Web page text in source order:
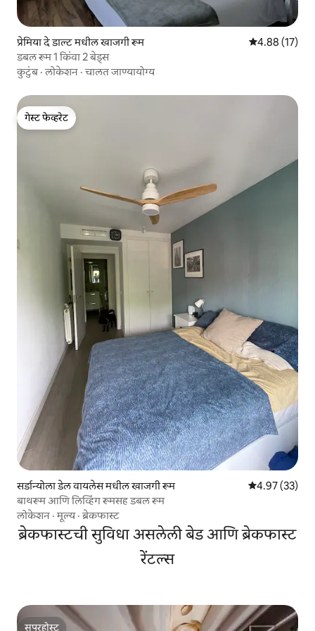
प्रेमिया दे डाल्ट मधील खाजगी रूम 5 पैकी 4.88
4.88 (17)
डबल रूम 1 किंवा 2 बेड्स
कुटुंब·लोकेशन ·चालत जाण्यायोग्य
गेस्ट फेव्हरेट
गेस्ट फेव्हरेट
सर्डान्योला डेल वायलेस मधील खाजगी रूम 5 पैकी 4.97
4.97 (33)
बाथरूम आणि लिव्हिंग रूमसह डबल रूम
लोकेशन ·मूल्य·ब्रेकफास्ट
ब्रेकफास्टची सुविधा असलेली बेड आणि ब्रेकफास्ट
रेंटल्स
सुपरहोस्ट